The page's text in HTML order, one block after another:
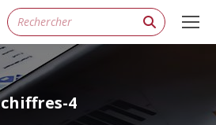
Search:
chiffres-4